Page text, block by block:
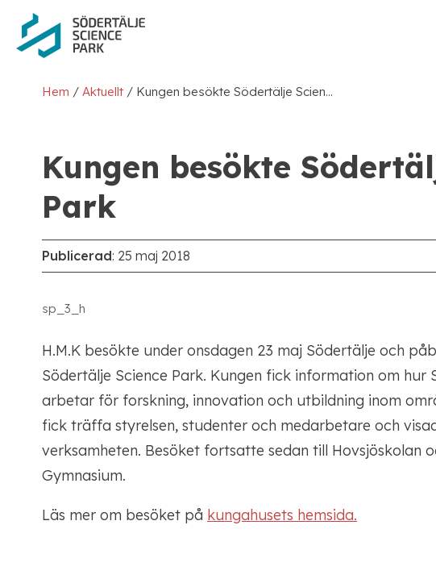
Hem / Aktuellt / Kungen besökte Södertälje Science Park
Kungen besökte
Park
Publicerad: 25 maj 2018
sp_3_h
H.M.K besökte under onsdagen 23 maj Södertälje och
Södertälje Science Park. Kungen fick information om hur
arbetar för forskning, innovation och utbildning inom
fick träffa styrelsen, studenter och medarbetare och
verksamheten. Besöket fortsatte sedan till Hovsjöskolan
Gymnasium.
Läs mer om besöket på kungahusets hemsida.